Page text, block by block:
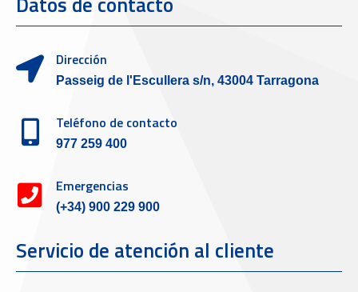
Dirección
Passeig de l'Escullera s/n, 43004 Tarragona
Teléfono de contacto
977 259 400
Emergencias
(+34) 900 229 900
Servicio de atención al cliente